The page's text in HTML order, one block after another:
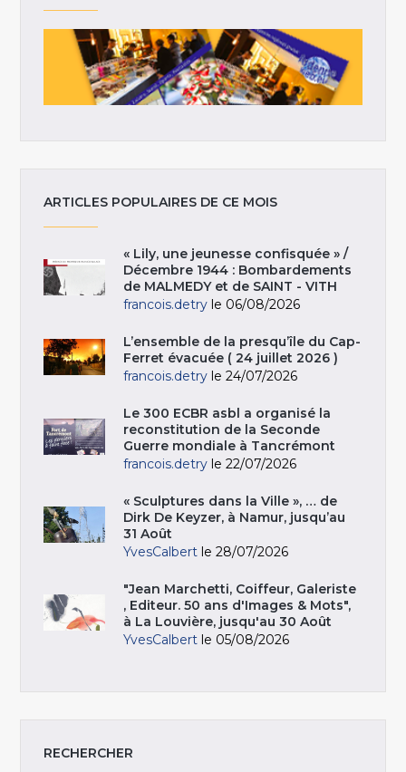
ARTICLES POPULAIRES DE CE MOIS
« Lily, une jeunesse confisquée » /
Décembre 1944 : Bombardements
de MALMEDY et de SAINT - VITH
francois.detry le 06/08/2026
L’ensemble de la presqu’île du Cap-
Ferret évacuée ( 24 juillet 2026 )
francois.detry le 24/07/2026
Le 300 ECBR asbl a organisé la
reconstitution de la Seconde
Guerre mondiale à Tancrémont
francois.detry le 22/07/2026
« Sculptures dans la Ville », … de
Dirk De Keyzer, à Namur, jusqu’au
31 Août
YvesCalbert le 28/07/2026
"Jean Marchetti, Coiffeur, Galeriste
, Editeur. 50 ans d'Images & Mots",
à La Louvière, jusqu'au 30 Août
YvesCalbert le 05/08/2026
RECHERCHER